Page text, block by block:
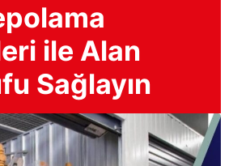
ile Alan
Sağlayın